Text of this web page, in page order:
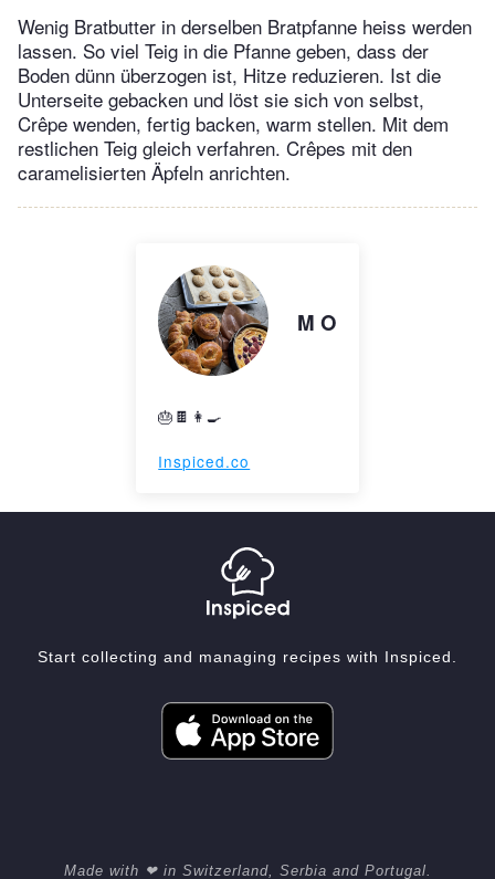
Wenig Bratbutter in derselben Bratpfanne heiss werden
lassen. So viel Teig in die Pfanne geben, dass der
Boden dünn überzogen ist, Hitze reduzieren. Ist die
Unterseite gebacken und löst sie sich von selbst,
Crêpe wenden, fertig backen, warm stellen. Mit dem
restlichen Teig gleich verfahren. Crêpes mit den
caramelisierten Äpfeln anrichten.
M O
🎂🍫👩‍🍳
Inspiced.co
Start collecting and managing recipes with Inspiced.
Made with ❤ in Switzerland, Serbia and Portugal.